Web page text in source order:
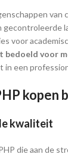
van
gecontroleerde
voor
bedoeld voor
in een
kopen
kwaliteit
die aan de